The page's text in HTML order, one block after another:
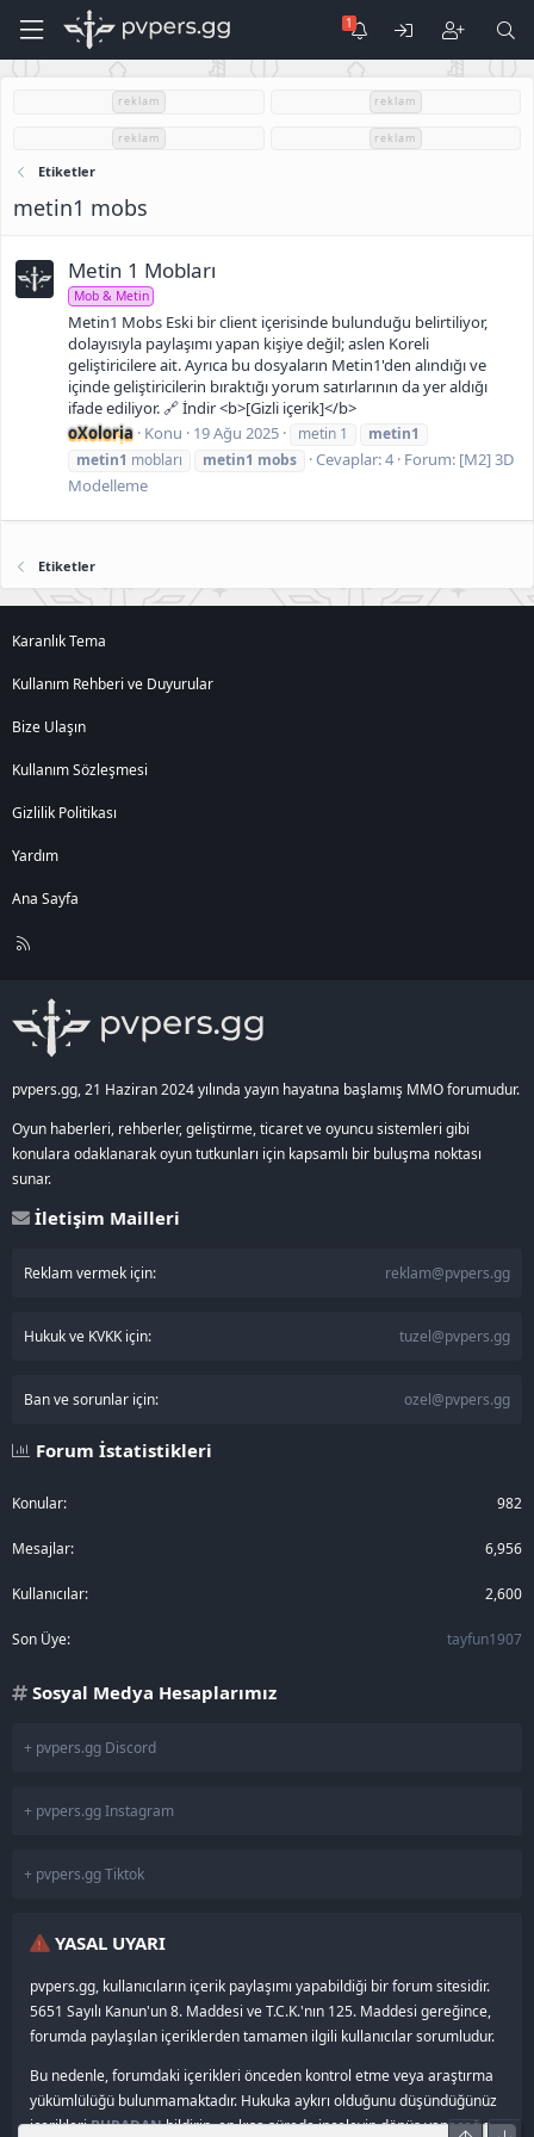
reklam reklam
reklam reklam
Etiketler
metin1 mobs
Metin 1 Mobları
Mob & Metin
Metin1 Mobs Eski bir client içerisinde bulunduğu belirtiliyor,
dolayısıyla paylaşımı yapan kişiye değil; aslen Koreli
geliştiricilere ait. Ayrıca bu dosyaların Metin1'den alındığı ve
içinde geliştiricilerin bıraktığı yorum satırlarının da yer aldığı
ifade ediliyor. 🔗 İndir <b>[Gizli içerik]</b>
oXoloria Konu 19 Ağu 2025 metin 1
metin1
metin1 mobları metin1 mobs Cevaplar: 4 Forum: [M2] 3D
Modelleme
Etiketler
Karanlık Tema
Kullanım Rehberi ve Duyurular
Bize Ulaşın
Kullanım Sözleşmesi
Gizlilik Politikası
Yardım
Ana Sayfa
R
pvpers.gg, 21 Haziran 2024 yılında yayın hayatına başlamış MMO forumudur.
Oyun haberleri, rehberler, geliştirme, ticaret ve oyuncu sistemleri gibi
konulara odaklanarak oyun tutkunları için kapsamlı bir buluşma noktası
sunar.
İletişim Mailleri
Reklam vermek için: reklam@pvpers.gg
Hukuk ve KVKK için: tuzel@pvpers.gg
Ban ve sorunlar için: ozel@pvpers.gg
Forum İstatistikleri
Konular 982
Mesajlar 6,956
Kullanıcılar 2,600
Son Üye tayfun1907
Sosyal Medya Hesaplarımız
+ pvpers.gg Discord
+ pvpers.gg Instagram
+ pvpers.gg Tiktok
YASAL UYARI
pvpers.gg, kullanıcıların içerik paylaşımı yapabildiği bir forum sitesidir.
5651 Sayılı Kanun'un 8. Maddesi ve T.C.K.'nın 125. Maddesi gereğince,
forumda paylaşılan içeriklerden tamamen ilgili kullanıcılar sorumludur.
Bu nedenle, forumdaki içerikleri önceden kontrol etme veya araştırma
yükümlülüğü bulunmamaktadır. Hukuka aykırı olduğunu düşündüğünüz
içerikleriBURADANbildirin, en kısa sürede inceleyip dönüş yapacağız.